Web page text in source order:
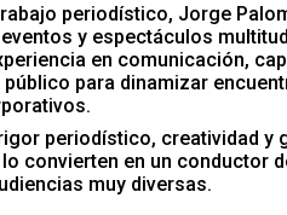
periodístico, Jorge
y espectáculos
en comunicación,
para dinamizar
periodístico, creatividad y
convierten en un conductor
muy diversas.